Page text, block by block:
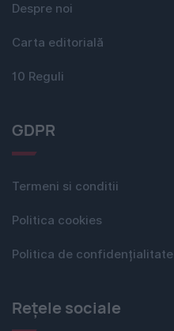
Despre noi
Carta editorială
10 Reguli
GDPR
Termeni si conditii
Politica cookies
Politica de confidențialitate
Rețele sociale